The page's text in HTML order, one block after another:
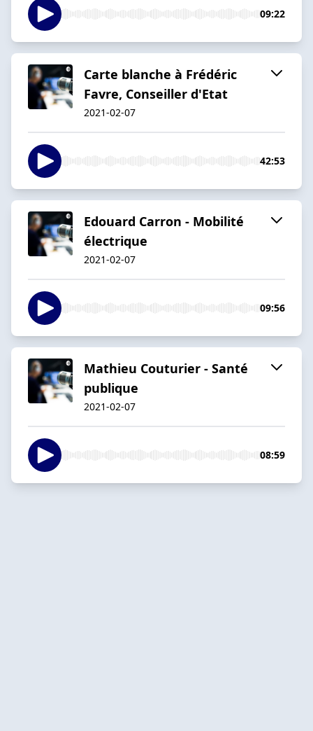
09:22
Carte blanche à Frédéric
Favre, Conseiller d'Etat
2021-02-07
42:53
Edouard Carron - Mobilité
électrique
2021-02-07
09:56
Mathieu Couturier - Santé
publique
2021-02-07
08:59